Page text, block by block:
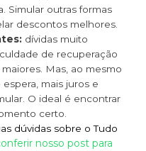
Simular outras formas
descontos melhores.
dívidas muito
de recuperação
Mas, ao mesmo
mais juros e
O ideal é encontrar
certo.
dúvidas sobre o Tudo
nosso post para